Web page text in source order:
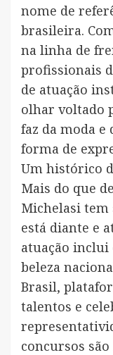
nome de
brasileira.
na linha de
profissionais
de atuação
olhar voltado
faz da moda e
forma de
Um histórico
Mais do que
Michelasi tem
está diante e
atuação inclui
beleza
Brasil,
talentos e
concursos